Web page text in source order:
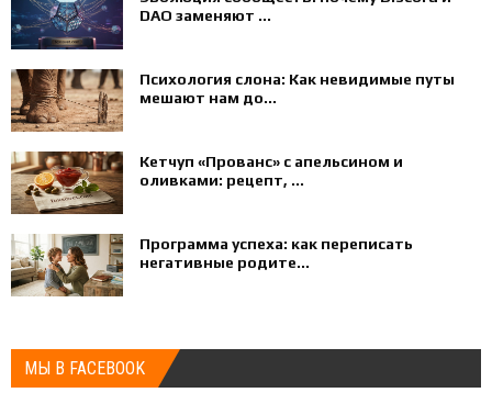
DAO заменяют ...
Психология слона: Как невидимые путы
мешают нам до...
Кетчуп «Прованс» с апельсином и
оливками: рецепт, ...
Программа успеха: как переписать
негативные родите...
МЫ В FACEBOOK